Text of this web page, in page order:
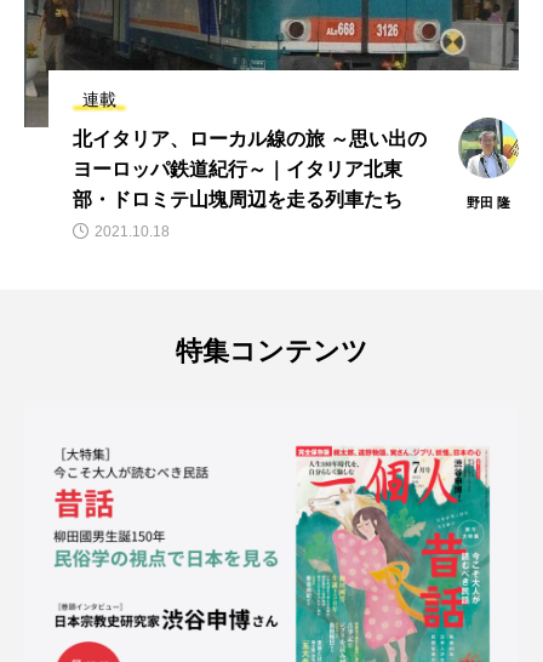
鮮烈な壁画が示す遙かなる海のつながり
【古墳ライターが旅した、見た、聞い
た！vol.8】
特集コンテンツ